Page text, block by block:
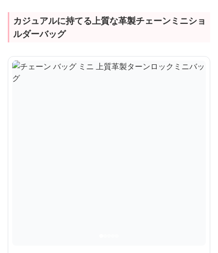
カジュアルに持てる上質な革製チェーンミニショ
ルダーバッグ